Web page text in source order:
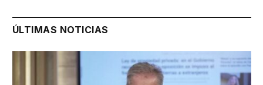
ÚLTIMAS NOTICIAS